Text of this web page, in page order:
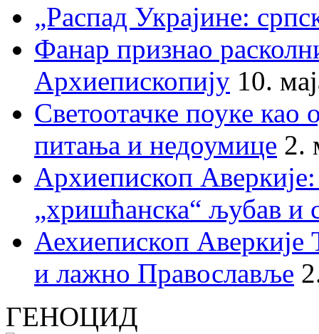
„Распад Украјине:
Фанар признао
Архиепископију 10.
Светоотачке поуке као
питања и недоумице 2.
Архиепископ
„хришћанска“ љубав и
Аехиепископ
и лажно Православље
ГЕНОЦИД